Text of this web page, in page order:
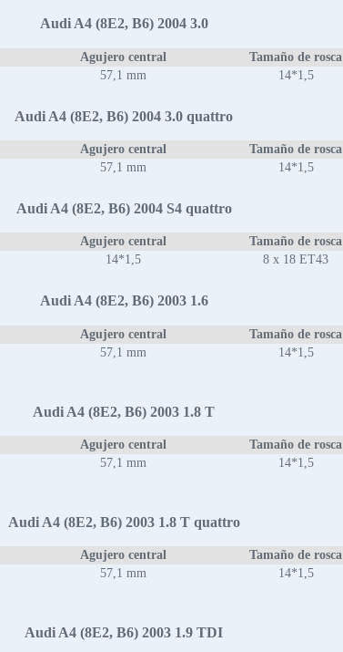
Audi A4 (8E2, B6) 2004 3.0
Agujero central Tamaño de rosca
57,1 mm 14*1,5
Audi A4 (8E2, B6) 2004 3.0 quattro
Agujero central Tamaño de rosca
57,1 mm 14*1,5
Audi A4 (8E2, B6) 2004 S4 quattro
Agujero central Tamaño de rosca
14*1,5 8 x 18 ET43
Audi A4 (8E2, B6) 2003 1.6
Agujero central Tamaño de rosca
57,1 mm 14*1,5
Audi A4 (8E2, B6) 2003 1.8 T
Agujero central Tamaño de rosca
57,1 mm 14*1,5
Audi A4 (8E2, B6) 2003 1.8 T quattro
Agujero central Tamaño de rosca
57,1 mm 14*1,5
Audi A4 (8E2, B6) 2003 1.9 TDI